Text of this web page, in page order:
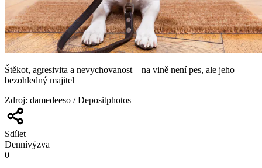
Štěkot, agresivita a nevychovanost – na vině není pes, ale jeho
bezohledný majitel
Zdroj: damedeeso / Depositphotos
Sdílet
Dennívýzva
0